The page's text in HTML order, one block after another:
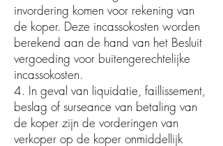
invordering komen voor rekening van
de koper. Deze incassokosten worden
berekend aan de hand van het Besluit
vergoeding voor buitengerechtelijke
incassokosten.
4. In geval van liquidatie, faillissement,
beslag of surseance van betaling van
de koper zijn de vorderingen van
verkoper op de koper onmiddellijk